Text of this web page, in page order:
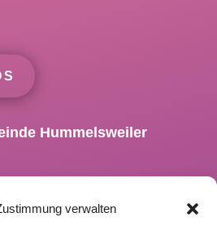
verwalten
Hummelsweiler